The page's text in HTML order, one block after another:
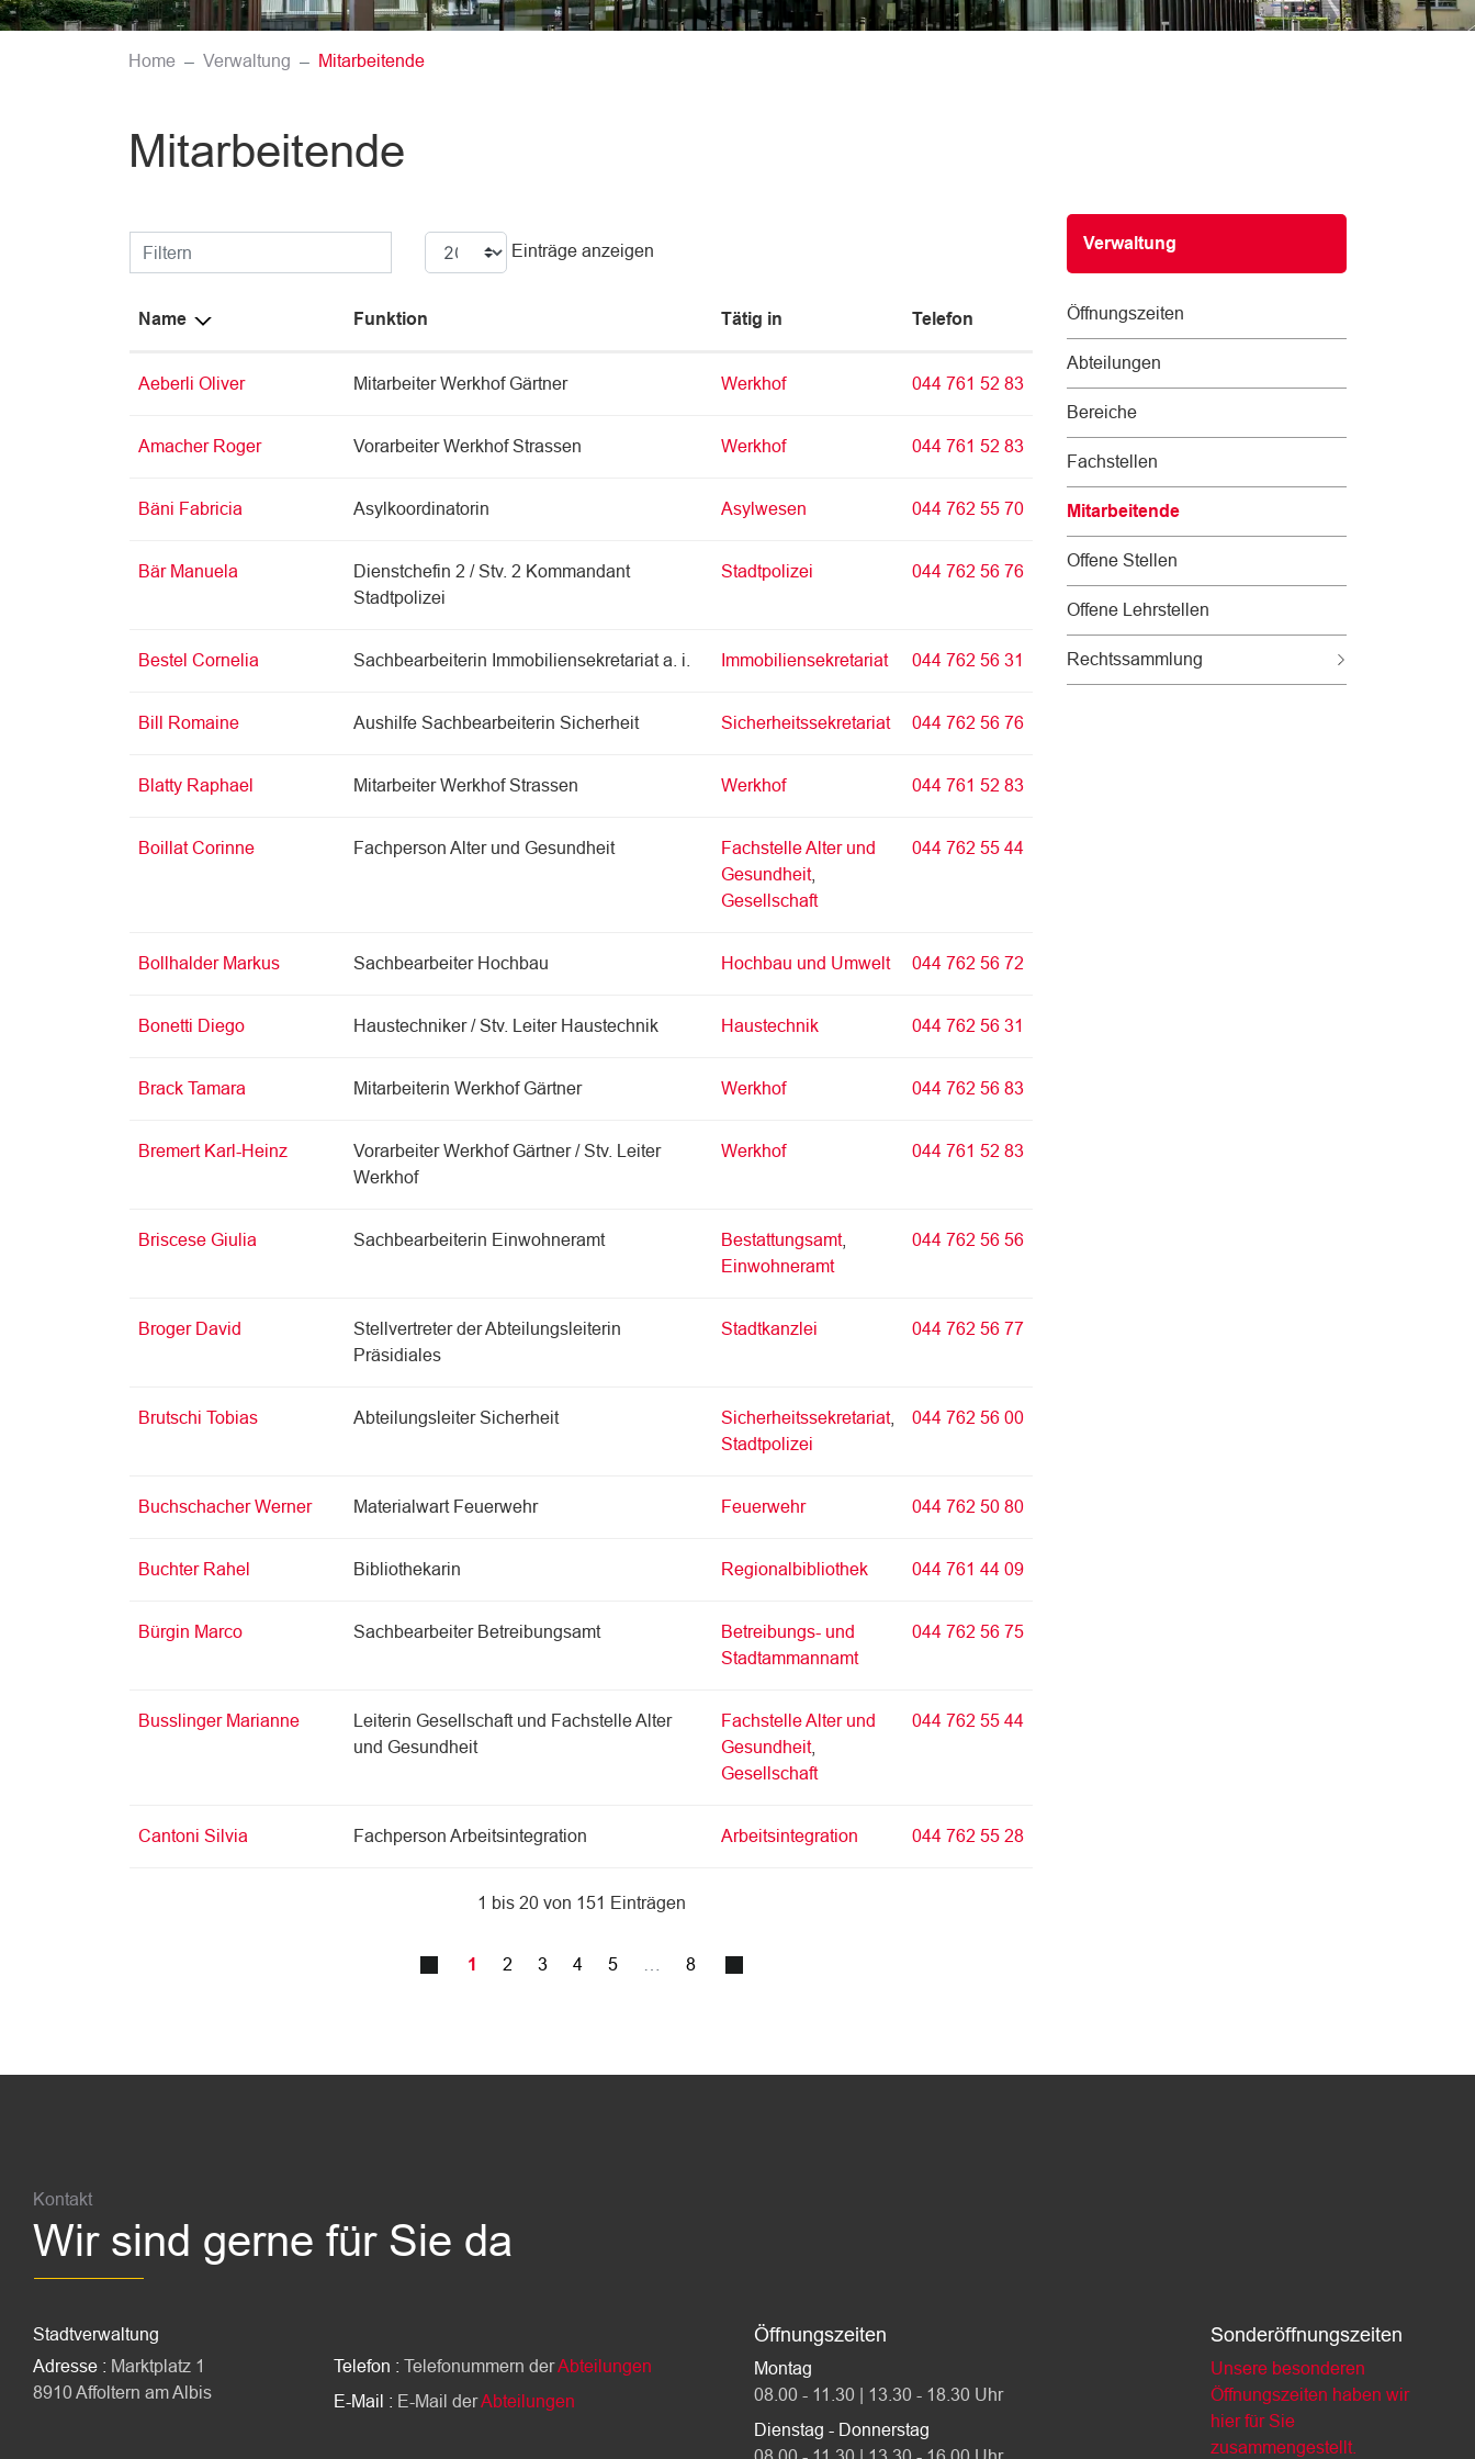
Home Verwaltung Mitarbeitende(ausgewählt)
Mitarbeitende
Subnavigation
Verwaltung
Öffnungszeiten
Abteilungen
Bereiche
Fachstellen
Mitarbeitende
u
g
e
Offene Stellen
Offene Lehrstellen
Rechtssammlung
Filtern Einträge anzeigen
Name Funktion Tätig in Telefon
Aeberli Oliver Mitarbeiter Werkhof Gärtner Werkhof 044 761 52 83
Amacher Roger Vorarbeiter Werkhof Strassen Werkhof 044 761 52 83
Bäni Fabricia Asylkoordinatorin Asylwesen 044 762 55 70
Bär Manuela
Dienstchefin 2 / Stv. 2 Kommandant
Stadtpolizei
Stadtpolizei 044 762 56 76
Bestel Cornelia Sachbearbeiterin Immobiliensekretariat a. i. Immobiliensekretariat 044 762 56 31
Bill Romaine Aushilfe Sachbearbeiterin Sicherheit Sicherheitssekretariat 044 762 56 76
Blatty Raphael Mitarbeiter Werkhof Strassen Werkhof 044 761 52 83
Boillat Corinne Fachperson Alter und Gesundheit
Fachstelle Alter und
Gesundheit,
Gesellschaft
044 762 55 44
Bollhalder Markus Sachbearbeiter Hochbau Hochbau und Umwelt 044 762 56 72
Bonetti Diego Haustechniker / Stv. Leiter Haustechnik Haustechnik 044 762 56 31
Brack Tamara Mitarbeiterin Werkhof Gärtner Werkhof 044 762 56 83
Bremert Karl-Heinz
Vorarbeiter Werkhof Gärtner / Stv. Leiter
Werkhof
Werkhof 044 761 52 83
Briscese Giulia Sachbearbeiterin Einwohneramt Bestattungsamt,
Einwohneramt
044 762 56 56
Broger David
Stellvertreter der Abteilungsleiterin
Präsidiales
Stadtkanzlei 044 762 56 77
Brutschi Tobias Abteilungsleiter Sicherheit Sicherheitssekretariat,
Stadtpolizei
044 762 56 00
Buchschacher Werner Materialwart Feuerwehr Feuerwehr 044 762 50 80
Buchter Rahel Bibliothekarin Regionalbibliothek 044 761 44 09
Bürgin Marco Sachbearbeiter Betreibungsamt
Betreibungs- und
Stadtammannamt
044 762 56 75
Busslinger Marianne
Leiterin Gesellschaft und Fachstelle Alter
und Gesundheit
Fachstelle Alter und
Gesundheit,
Gesellschaft
044 762 55 44
Cantoni Silvia Fachperson Arbeitsintegration Arbeitsintegration 044 762 55 28
1 bis 20 von 151 Einträgen
1 2 3 4 5 8
Kontakt
Wir sind gerne für Sie da
Stadtverwaltung
Adresse : Marktplatz 1
8910 Affoltern am Albis
Telefon : Telefonummern derAbteilungen
E-Mail : E-Mail derAbteilungen
Öffnungszeiten
Montag
08.00 - 11.30 | 13.30 - 18.30 Uhr
Dienstag - Donnerstag
Sonderöffnungszeiten
Unsere besonderen
Öffnungszeiten haben wir
hier für Sie
zusammengestellt.